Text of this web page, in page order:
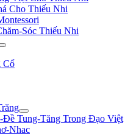
Cho Thiếu Nhi
Sóc Thiếu Nhi
Cổ
Đề Tung-Tăng Trong Đạo Việt
Nhac